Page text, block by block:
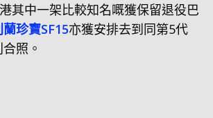
其中一架比較知名嘅獲保留退役巴
珍寶SF15亦獲安排去到同第5代
照。